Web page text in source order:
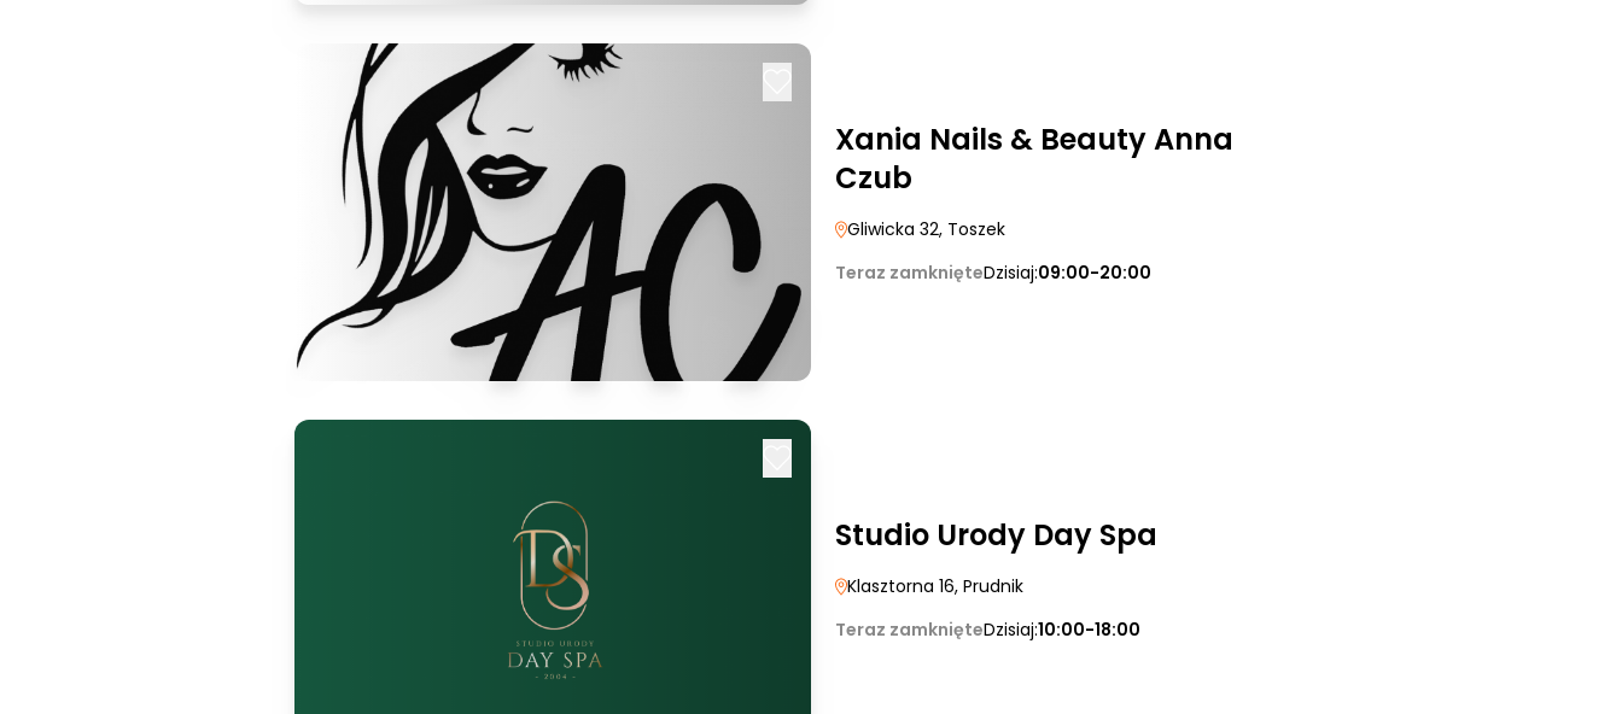
Xania Nails & Beauty Anna
Czub
Gliwicka 32, Toszek
Teraz zamknięteDzisiaj:09:00-20:00
Studio Urody Day Spa
Klasztorna 16, Prudnik
Teraz zamknięteDzisiaj:10:00-18:00